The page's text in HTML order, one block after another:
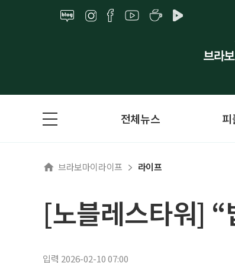
전체뉴스 피
브라보마이라이프 라이프
[노블레스타워] “
입력 2026-02-10 07:00